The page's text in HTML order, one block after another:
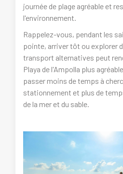
journée de plage agréable et
l'environnement.
Rappelez-vous, pendant les
pointe, arriver tôt ou explorer
transport alternatives peut
Playa de l'Ampolla plus
passer moins de temps à
stationnement et plus de
de la mer et du sable.